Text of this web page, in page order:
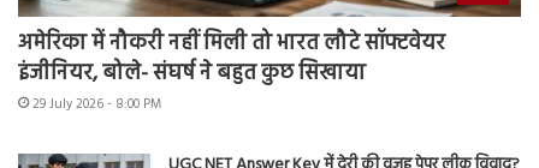
अमेरिका में नौकरी नहीं मिली तो भारत लौटे सॉफ्टवेयर
इंजीनियर, बोले- संघर्ष ने बहुत कुछ सिखाया
29 July 2026 - 8:00 PM